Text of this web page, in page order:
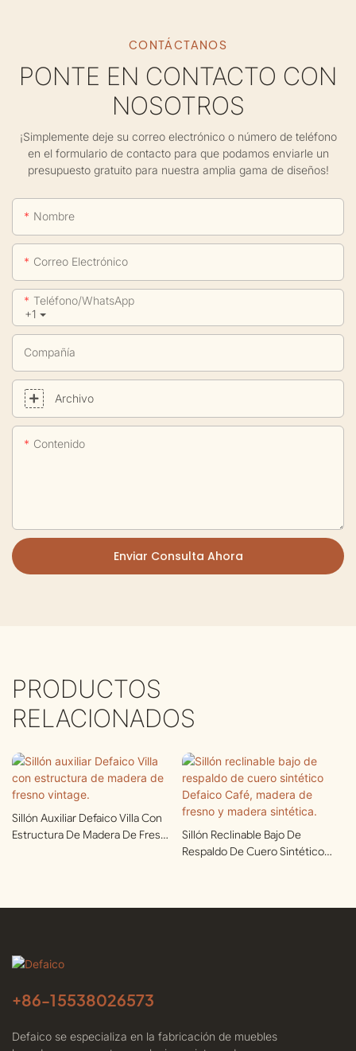
CONTÁCTANOS
PONTE EN CONTACTO CON
NOSOTROS
¡Simplemente deje su correo electrónico o número de teléfono
en el formulario de contacto para que podamos enviarle un
presupuesto gratuito para nuestra amplia gama de diseños!
Nombre
Correo Electrónico
+1
Teléfono/WhatsApp
Compañía
Archivo
Contenido
Enviar Consulta Ahora
PRODUCTOS
RELACIONADOS
Sillón Auxiliar Defaico Villa Con
Estructura De Madera De Fresno
Sillón Reclinable Bajo De
Respaldo De Cuero Sintético
+86-15538026573
Defaico se especializa en la fabricación de muebles